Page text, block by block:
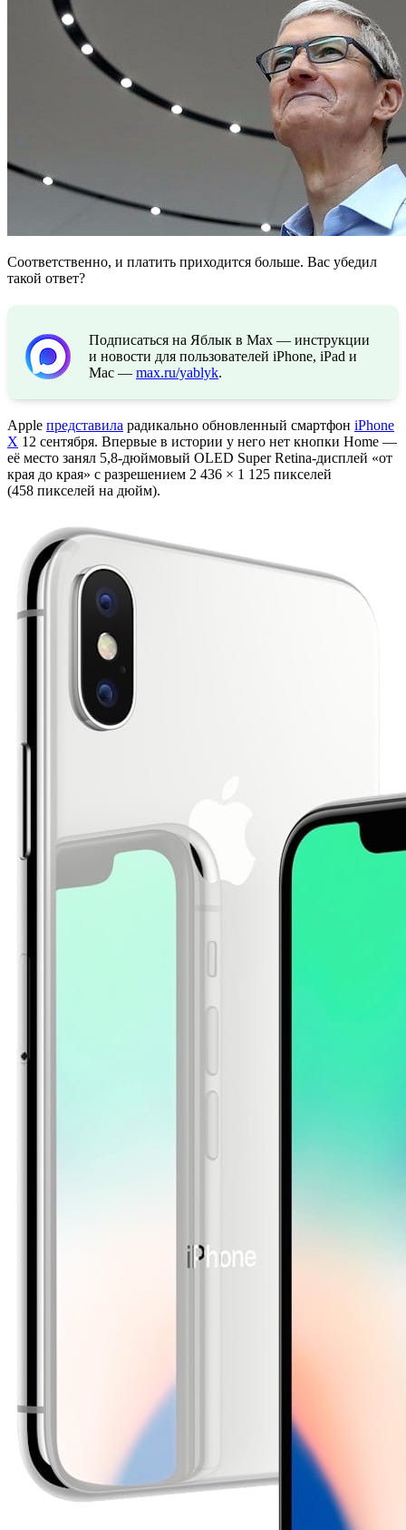
Соответственно, и платить приходится больше. Вас убедил
такой ответ?
Подписаться на Яблык в Max — инструкции
и новости для пользователей iPhone, iPad и
Mac — max.ru/yablyk.
Apple представила радикально обновленный смартфон iPhone
X 12 сентября. Впервые в истории у него нет кнопки Home —
её место занял 5,8-дюймовый OLED Super Retina-дисплей «от
края до края» с разрешением 2 436 × 1 125 пикселей
(458 пикселей на дюйм).